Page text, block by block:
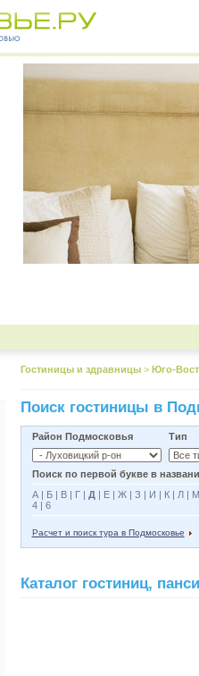
Гостиницы и здравницы > Юго-
Поиск гостиницы в
Район Подмосковья Тип
Поиск по первой букве в
А| Б| В| Г| Д| Е| Ж| З | И | К| Л| М
4| 6
Расчет и поиск тура в Подмосковье
Каталог гостиниц,